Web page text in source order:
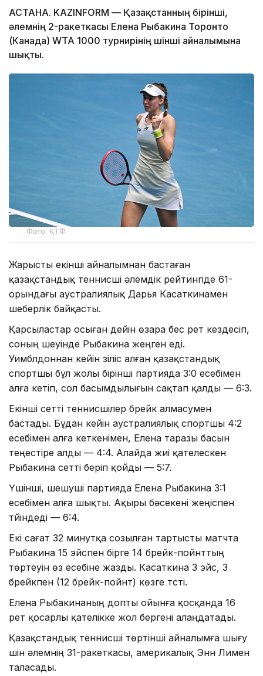
АСТАНА. KAZINFORM — Қазақстанның бірінші,
әлемнің 2-ракеткасы Елена Рыбакина Торонто
(Канада) WTA 1000 турнирінің үшінші айналымына
шықты.
Фото: ҚТФ
Жарысты екінші айналымнан бастаған
қазақстандық теннисші әлемдік рейтингіде 61-
орындағы аустралиялық Дарья Касаткинамен
шеберлік байқасты.
Қарсыластар осыған дейін өзара бес рет кездесіп,
соның үшеуінде Рыбакина жеңген еді.
Уимблдоннан кейін үзіліс алған қазақстандық
спортшы бұл жолы бірінші партияда 3:0 есебімен
алға кетіп, сол басымдылығын сақтап қалды — 6:3.
Екінші сетті теннисшілер брейк алмасумен
бастады. Бұдан кейін аустралиялық спортшы 4:2
есебімен алға кеткенімен, Елена таразы басын
теңестіре алды — 4:4. Алайда жиі қателескен
Рыбакина сетті беріп қойды — 5:7.
Үшінші, шешуші партияда Елена Рыбакина 3:1
есебімен алға шықты. Ақыры бәсекені жеңіспен
түйіндеді — 6:4.
Екі сағат 32 минутқа созылған тартысты матчта
Рыбакина 15 эйспен бірге 14 брейк-пойнттың
төртеуін өз есебіне жазды. Касаткина 3 эйс, 3
брейкпен (12 брейк-пойнт) көзге түсті.
Елена Рыбакинаның допты ойынға қосқанда 16
рет қосарлы қателікке жол бергені алаңдатады.
Қазақстандық теннисші төртінші айналымға шығу
үшін әлемнің 31-ракеткасы, америкалық Энн Лимен
таласады.